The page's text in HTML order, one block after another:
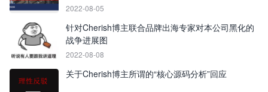
2022-08-05
针对Cherish博主联合品牌出海专家对本公司黑化的
战争进展图
2022-08-08
关于Cherish博主所谓的“核心源码分析”回应